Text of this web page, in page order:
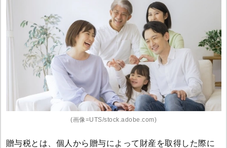
(画像=UTS/stock.adobe.com)
贈与税とは、個人から贈与によって財産を取得した際に